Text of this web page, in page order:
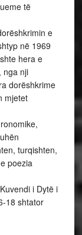
të
e
në 1969
hera e
nga nji
dorëshkrime
mjetet
turqishten,
poezia
i Dytë i
18 shtator